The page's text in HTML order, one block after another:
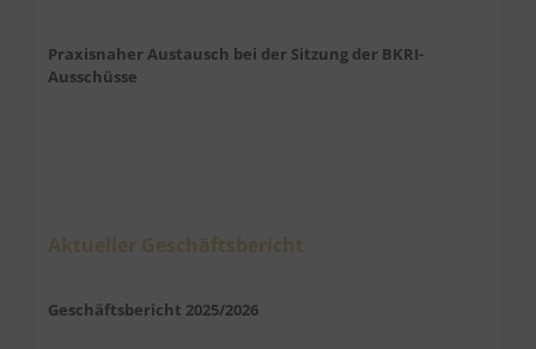
Praxisnaher Austausch bei der Sitzung der BKRI-
Ausschüsse
Aktueller Geschäftsbericht
Geschäftsbericht 2025/2026